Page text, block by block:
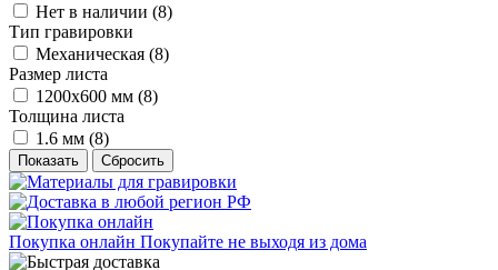
Нет в наличии (8)
Тип гравировки
Механическая (8)
Размер листа
1200х600 мм (8)
Толщина листа
1.6 мм (8)
Сбросить
Покупка онлайн Покупайте не выходя из дома